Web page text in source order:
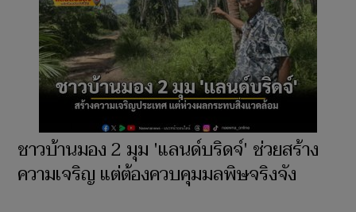
ชาวบ้านมอง 2 มุม 'แลนด์บริดจ์' ช่วยสร้าง
ความเจริญ แต่ต้องควบคุมมลพิษจริงจัง